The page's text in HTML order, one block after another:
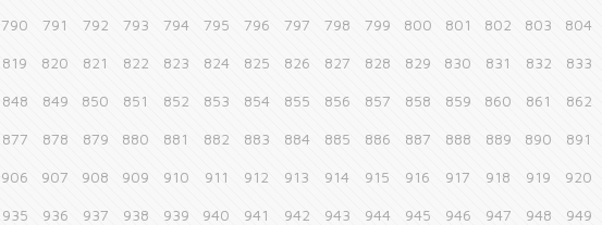
790 791 792 793 794 795 796 797 798 799 800 801 802 803 804
819 820 821 822 823 824 825 826 827 828 829 830 831 832 833
848 849 850 851 852 853 854 855 856 857 858 859 860 861 862
877 878 879 880 881 882 883 884 885 886 887 888 889 890 891
906 907 908 909 910 911 912 913 914 915 916 917 918 919 920
935 936 937 938 939 940 941 942 943 944 945 946 947 948 949